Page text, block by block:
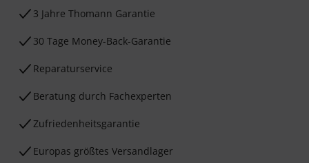
3 Jahre Thomann Garantie
30 Tage Money-Back-Garantie
Reparaturservice
Beratung durch Fachexperten
Zufriedenheitsgarantie
Europas größtes Versandlager